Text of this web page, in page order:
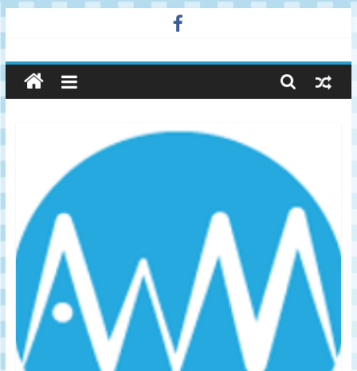
Skip
to
content
廣
告
市
場
在
線
深